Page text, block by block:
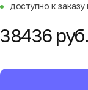
доступно к заказу
38436 руб.